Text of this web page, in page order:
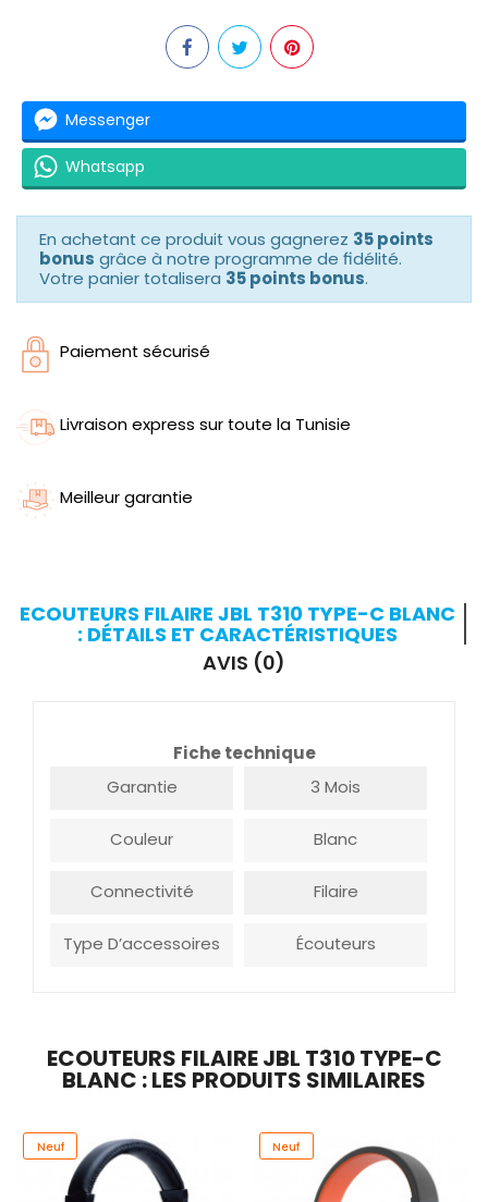
Messenger
Whatsapp
En achetant ce produit vous gagnerez 35 points
bonus grâce à notre programme de fidélité.
Votre panier totalisera 35 points bonus.
Paiement sécurisé
Livraison express sur toute la Tunisie
Meilleur garantie
ECOUTEURS FILAIRE JBL T310 TYPE-C BLANC
: DÉTAILS ET CARACTÉRISTIQUES
AVIS (0)
Fiche technique
Garantie
3 Mois
Couleur Blanc
Connectivité Filaire
Type D’accessoires Écouteurs
ECOUTEURS FILAIRE JBL T310 TYPE-C
BLANC : LES PRODUITS SIMILAIRES
Neuf Neuf